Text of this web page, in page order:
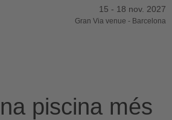
15 - 18 nov. 2027
Gran Via venue - Barcelona
piscina més